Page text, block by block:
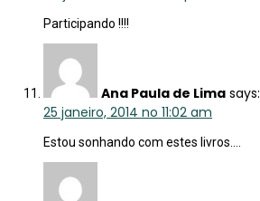
Participando !!!!
Ana Paula de Lima says:
25 janeiro, 2014 no 11:02 am
Estou sonhando com estes livros….